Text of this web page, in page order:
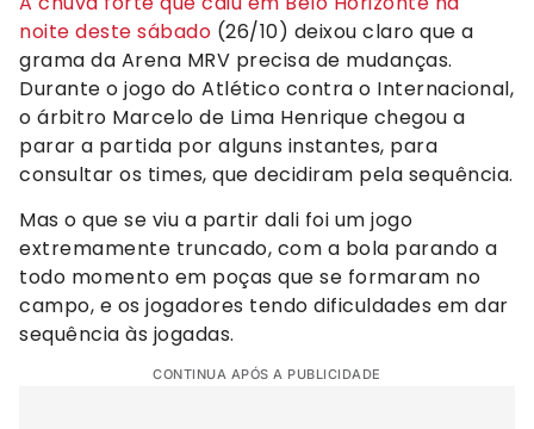
noite deste sábado (26/10) deixou claro que a
grama da Arena MRV precisa de mudanças.
Durante o jogo do Atlético contra o Internacional,
o árbitro Marcelo de Lima Henrique chegou a
parar a partida por alguns instantes, para
consultar os times, que decidiram pela sequência.
Mas o que se viu a partir dali foi um jogo
extremamente truncado, com a bola parando a
todo momento em poças que se formaram no
campo, e os jogadores tendo dificuldades em dar
sequência às jogadas.
CONTINUA APÓS A PUBLICIDADE